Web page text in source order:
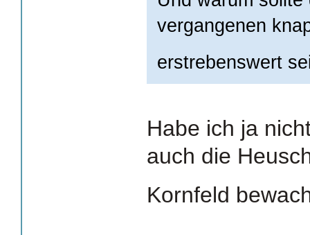
vergangenen
erstrebenswert
Habe ich ja
auch die
Kornfeld